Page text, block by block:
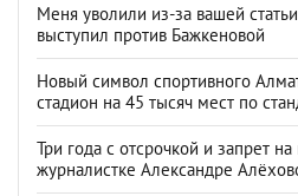
Меня уволили из-за вашей
выступил против Бажкеновой
Новый символ спортивного
стадион на 45 тысяч мест по
Три года с отсрочкой и запрет
журналистке Александре